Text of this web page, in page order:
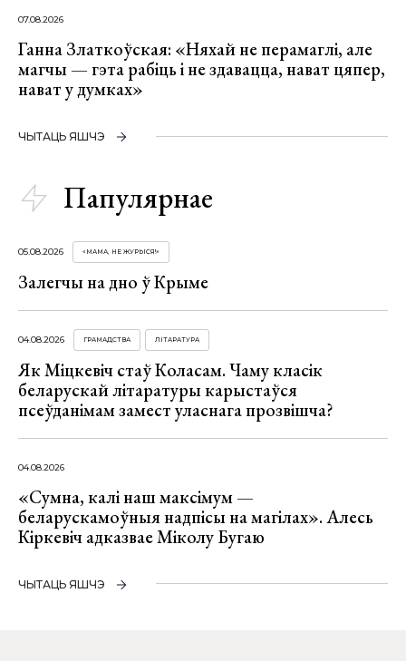
07.08.2026
Ганна Златкоўская: «Няхай не перамаглі, але
магчы — гэта рабіць і не здавацца, нават цяпер,
нават у думках»
ЧЫТАЦЬ ЯШЧЭ
Папулярнае
05.08.2026 «МАМА, НЕ ЖУРЫСЯ!»
Залегчы на дно ў Крыме
04.08.2026 ГРАМАДСТВА ЛІТАРАТУРА
Як Міцкевіч стаў Коласам. Чаму класік
беларускай літаратуры карыстаўся
псеўданімам замест уласнага прозвішча?
04.08.2026
«Сумна, калі наш максімум —
беларускамоўныя надпісы на магілах». Алесь
Кіркевіч адказвае Міколу Бугаю
ЧЫТАЦЬ ЯШЧЭ